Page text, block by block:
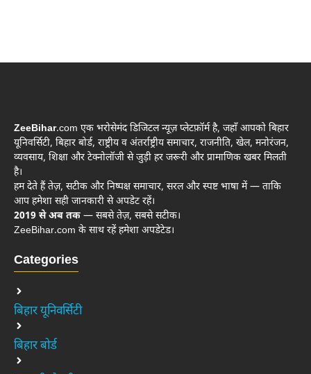
ZeeBihar.com एक भरोसेमंद डिजिटल न्यूज़ प्लेटफ़ॉर्म है, जहाँ आपको बिहार
यूनिवर्सिटी, बिहार बोर्ड, राष्ट्रीय व अंतर्राष्ट्रीय समाचार, राजनीति, खेल, मनोरंजन,
व्यवसाय, शिक्षा और टेक्नोलॉजी से जुड़ी हर जरूरी और प्रामाणिक खबर मिलती
है।
हम देते हैं तेज़, सटीक और निष्पक्ष समाचार, सरल और स्पष्ट भाषा में — ताकि
आप हमेशा सही जानकारी से अपडेट रहें।
2019 से अब तक — सबसे तेज़, सबसे सटीक।
ZeeBihar.com के साथ रहें हमेशा अपडेटेड।
Categories
बिहार यूनिवर्सिटी
बिहार बोर्ड